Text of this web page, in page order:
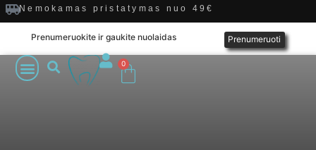
Nemokamas pristatymas nuo 49€
Prenumeruokite ir gaukite nuolaidas Prenumeruoti
0